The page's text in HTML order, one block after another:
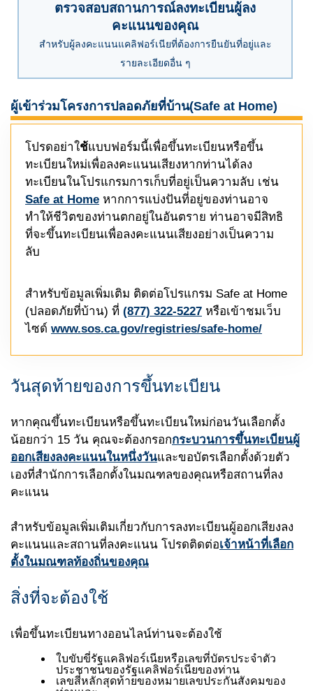
ตรวจสอบสถานการณ์ลงทะเบียนผู้ลง
คะแนนของคุณ
สำหรับผู้ลงคะแนนแคลิฟอร์เนียที่ต้องการยืนยันที่อยู่และ
รายละเอียดอื่น ๆ
ผู้เข้าร่วมโครงการปลอดภัยที่บ้าน(Safe at Home)
โปรดอย่าใช้แบบฟอร์มนี้เพื่อขึ้นทะเบียนหรือขึ้น
ทะเบียนใหม่เพื่อลงคะแนนเสียงหากท่านได้ลง
ทะเบียนในโปรแกรมการเก็บที่อยู่เป็นความลับ เช่น
Safe at Home หากการแบ่งปันที่อยู่ของท่านอาจ
ทำให้ชีวิตของท่านตกอยู่ในอันตราย ท่านอาจมีสิทธิ
ที่จะขึ้นทะเบียนเพื่อลงคะแนนเสียงอย่างเป็นความ
ลับ
สำหรับข้อมูลเพิ่มเติม ติดต่อโปรแกรม Safe at Home
(ปลอดภัยที่บ้าน) ที่ (877) 322-5227 หรือเข้าชมเว็บ
ไซด์ www.sos.ca.gov/registries/safe-home/
วันสุดท้ายของการขึ้นทะเบียน
หากคุณขึ้นทะเบียนหรือขึ้นทะเบียนใหม่ก่อนวันเลือกตั้ง
น้อยกว่า 15 วัน คุณจะต้องกรอกกระบวนการขึ้นทะเบียนผู้
ออกเสียงลงคะแนนในหนึ่งวันและขอบัตรเลือกตั้งด้วยตัว
เองที่สำนักการเลือกตั้งในมณฑลของคุณหรือสถานที่ลง
คะแนน
สำหรับข้อมูลเพิ่มเติมเกี่ยวกับการลงทะเบียนผู้ออกเสียงลง
คะแนนและสถานที่ลงคะแนน โปรดติดต่อเจ้าหน้าที่เลือก
ตั้งในมณฑลท้องถิ่นของคุณ
สิ่งที่จะต้องใช้
เพื่อขึ้นทะเบียนทางออนไลน์ท่านจะต้องใช้
ใบขับขี่รัฐแคลิฟอร์เนียหรือเลขที่บัตรประจำตัว
ประชาชนของรัฐแคลิฟอร์เนียของท่าน
เลขสี่หลักสุดท้ายของหมายเลขประกันสังคมของ